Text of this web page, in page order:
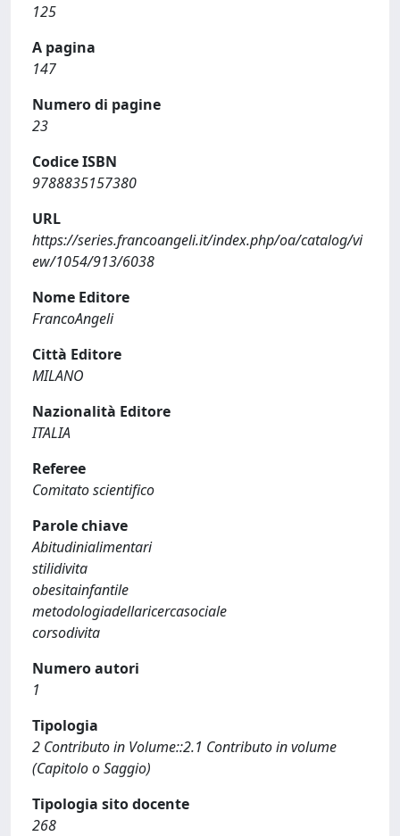
125
A pagina
147
Numero di pagine
23
Codice ISBN
9788835157380
URL
https://series.francoangeli.it/index.php/oa/catalog/vi
ew/1054/913/6038
Nome Editore
FrancoAngeli
Città Editore
MILANO
Nazionalità Editore
ITALIA
Referee
Comitato scientifico
Parole chiave
Abitudinialimentari
stilidivita
obesitainfantile
metodologiadellaricercasociale
corsodivita
Numero autori
1
Tipologia
2 Contributo in Volume::2.1 Contributo in volume
(Capitolo o Saggio)
Tipologia sito docente
268